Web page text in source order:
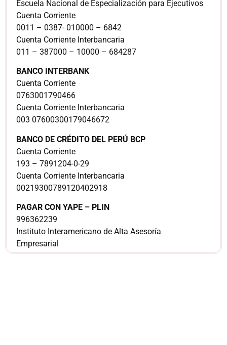
Escuela Nacional de Especialización para Ejecutivos
Cuenta Corriente
0011 – 0387- 010000 – 6842
Cuenta Corriente Interbancaria
011 – 387000 – 10000 – 684287
BANCO INTERBANK
Cuenta Corriente
0763001790466
Cuenta Corriente Interbancaria
003 07600300179046672
BANCO DE CRÉDITO DEL PERÚ BCP
Cuenta Corriente
193 – 7891204-0-29
Cuenta Corriente Interbancaria
00219300789120402918
PAGAR CON YAPE – PLIN
996362239
Instituto Interamericano de Alta Asesoría
Empresarial